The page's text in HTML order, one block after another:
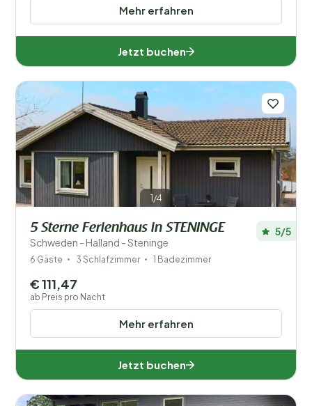
Entfernung 1
Preis
Kinder
Typ Ferienhaus
Beliebte Filter
Wellness
Mehr erfahren
Jetzt buchen
1/4
5 Sterne Ferienhaus in STENINGE
Schweden - Halland - Steninge
5/5
6 Gäste 3 Schlafzimmer 1 Badezimmer
Mehr erfahren
€ 111,47
ab Preis pro Nacht
Jetzt buchen